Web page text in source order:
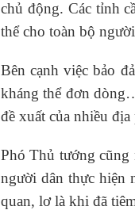
chủ động. Các tỉnh
thể cho toàn bộ
Bên cạnh việc bảo
kháng thể đơn
đề xuất của nhiều
Phó Thủ tướng cũng
người dân thực hiện
quan, lơ là khi đã